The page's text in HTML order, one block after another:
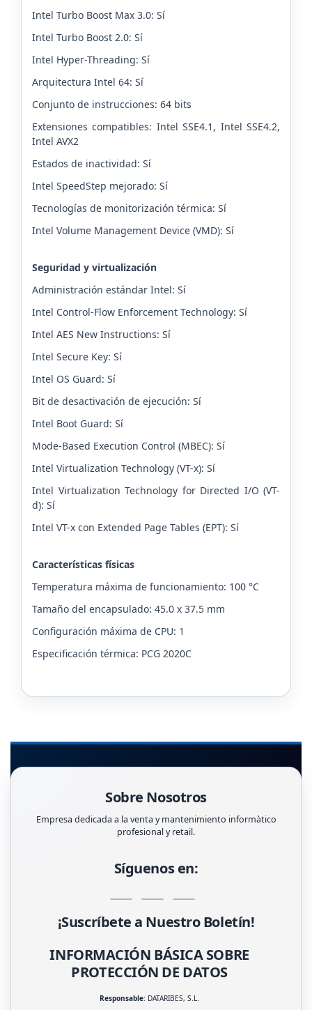
Intel Turbo Boost Max 3.0: Sí
Intel Turbo Boost 2.0: Sí
Intel Hyper-Threading: Sí
Arquitectura Intel 64: Sí
Conjunto de instrucciones: 64 bits
Extensiones compatibles: Intel SSE4.1, Intel SSE4.2,
Intel AVX2
Estados de inactividad: Sí
Intel SpeedStep mejorado: Sí
Tecnologías de monitorización térmica: Sí
Intel Volume Management Device (VMD): Sí
Seguridad y virtualización
Administración estándar Intel: Sí
Intel Control-Flow Enforcement Technology: Sí
Intel AES New Instructions: Sí
Intel Secure Key: Sí
Intel OS Guard: Sí
Bit de desactivación de ejecución: Sí
Intel Boot Guard: Sí
Mode-Based Execution Control (MBEC): Sí
Intel Virtualization Technology (VT-x): Sí
Intel Virtualization Technology for Directed I/O (VT-
d): Sí
Intel VT-x con Extended Page Tables (EPT): Sí
Características físicas
Temperatura máxima de funcionamiento: 100 °C
Tamaño del encapsulado: 45.0 x 37.5 mm
Configuración máxima de CPU: 1
Especificación térmica: PCG 2020C
Sobre Nosotros
Empresa dedicada a la venta y mantenimiento informàtico
profesional y retail.
Síguenos en:
¡Suscríbete a Nuestro Boletín!
INFORMACIÓN BÁSICA SOBRE
PROTECCIÓN DE DATOS
Responsable: DATARIBES, S.L.